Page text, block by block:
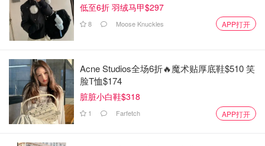
低至6折 羽绒马甲$297
8 Moose Knuckles APP打开
Acne Studios全场6折🔥魔术贴厚底鞋$510 笑
脸T恤$174
脏脏小白鞋$318
1 Farfetch APP打开